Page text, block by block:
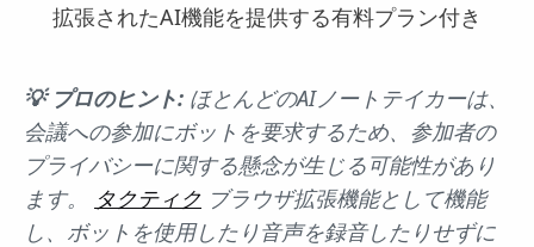
拡張されたAI機能を提供する有料プラン付き
💡 プロのヒント:ほとんどのAIノートテイカーは、
会議への参加にボットを要求するため、参加者の
プライバシーに関する懸念が生じる可能性があり
ます。
タクティク ブラウザ拡張機能として機能
し、ボットを使用したり音声を録音したりせずに